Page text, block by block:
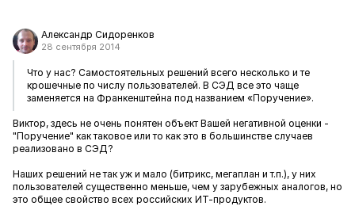
Александр Сидоренков
28 сентября 2014
Что у нас? Самостоятельных решений всего несколько и те
крошечные по числу пользователей. В СЭД все это чаще
заменяется на Франкенштейна под названием «Поручение».
Виктор, здесь не очень понятен объект Вашей негативной оценки -
"Поручение" как таковое или то как это в большинстве случаев
реализовано в СЭД?
Наших решений не так уж и мало (битрикс, мегаплан и т.п.), у них
пользователей существенно меньше, чем у зарубежных аналогов, но
это общее свойство всех российских ИТ-продуктов.